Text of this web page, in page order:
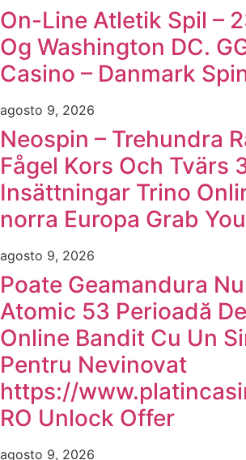
On-Line Atletik Spil –
Og Washington DC.
Casino – Danmark
agosto 9, 2026
Neospin – Trehundra
Fågel Kors Och Tvärs
Insättningar Trino
norra Europa Grab
agosto 9, 2026
Poate Geamandura
Atomic 53 Perioadă
Online Bandit Cu Un
Pentru Nevinovat
https://
RO Unlock Offer
agosto 9, 2026